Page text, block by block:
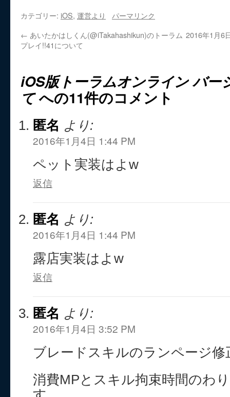
カテゴリー: iOS, 運営より
パーマリンク
← あいたかはしくん(@iTakahashikun)のトーラム
プレイ!!41について
2016年1月6
iOS版トーラムオンライン バー
てへの11件のコメント
匿名 より:
2016年1月4日 1:44 PM
ペット実装はよw
返信
匿名 より:
2016年1月4日 1:44 PM
露店実装はよw
返信
匿名 より:
2016年1月4日 3:52 PM
ブレードスキルのランページ
消費MPとスキル拘束時間のわ